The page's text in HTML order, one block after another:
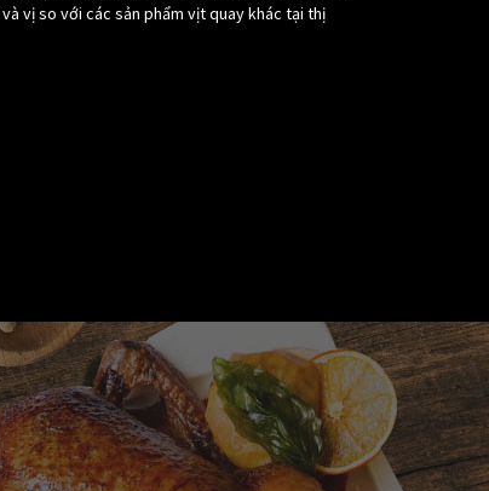
vị so với các sản phẩm vịt quay khác tại thị